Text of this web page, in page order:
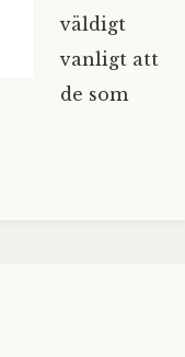
väldigt
vanligt att
de som